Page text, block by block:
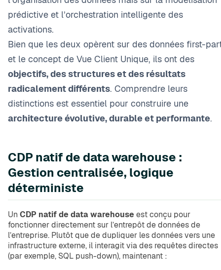
prédictive et l’orchestration intelligente des
activations.
Bien que les deux opèrent sur des données first-
et le concept de Vue Client Unique, ils ont des
objectifs, des structures et des résultats
radicalement différents. Comprendre leurs
distinctions est essentiel pour construire une
architecture évolutive, durable et performante.
CDP natif de data warehouse :
Gestion centralisée, logique
déterministe
Un CDP natif de data warehouse est conçu pour
fonctionner directement sur l’entrepôt de données de
l’entreprise. Plutôt que de dupliquer les données vers une
infrastructure externe, il interagit via des requêtes directes
(par exemple, SQL push-down), maintenant :